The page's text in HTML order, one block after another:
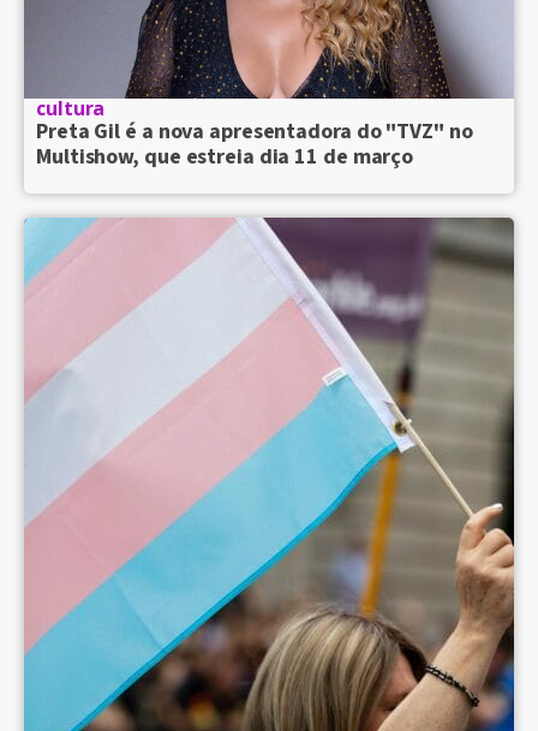
cultura
Preta Gil é a nova apresentadora do "TVZ" no
Multishow, que estreia dia 11 de março